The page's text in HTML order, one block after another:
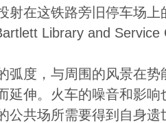
射在这铁路旁旧停车场
Library and Service
弧度，与周围的风景在
延伸。火车的噪音和影
公共场所需要得到自身